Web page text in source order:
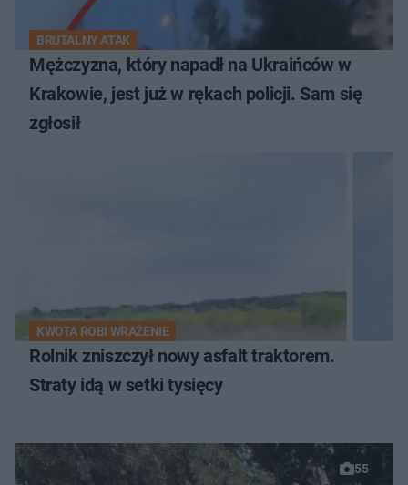
BRUTALNY ATAK
Mężczyzna, który napadł na Ukraińców w
Krakowie, jest już w rękach policji. Sam się
zgłosił
KWOTA ROBI WRAŻENIE
Rolnik zniszczył nowy asfalt traktorem.
Straty idą w setki tysięcy
55